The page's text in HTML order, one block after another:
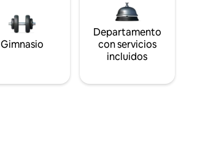
Gimnasio
Departamento
con servicios
incluidos